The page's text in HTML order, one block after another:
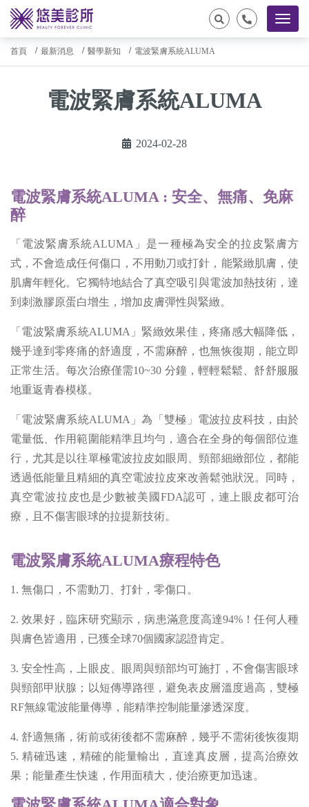
首頁 最新消息 醫學新知 電波緊膚系統ALUMA
電波緊膚系統ALUMA
2024-02-28
電波緊膚系統ALUMA : 安全、無痛、免麻
醉
「電波緊膚系統ALUMA」是一種極為安全的拉皮緊膚方
式，不會造成任何傷口，不用動刀或打針，能緊緻肌膚，使
肌膚年輕化。它獨特地結合了真空吸引與電波加熱技術，達
到刺激膠原蛋白增生，增加皮膚彈性與緊緻。
「電波緊膚系統ALUMA」緊緻效果佳，疼痛感大幅降低，
幾乎達到零疼痛的舒適度，不需麻醉，也無恢復期，能立即
正常生活。每次治療僅需10~30 分鐘，輕輕鬆鬆、舒舒服服
地重返青春模樣。
「電波緊膚系統ALUMA」為「雙極」電波拉皮科技，由於
電量低、作用範圍能精準且均勻，適合在全身的每個部位進
行，尤其是以往單極電波拉皮如眼周、頸部細緻部位，都能
透過低能量且精細的真空電波拉皮來改善鬆弛狀況。同時，
真空電波拉皮也是少數被美國FDA認可，連上眼皮都可治
療，且不傷害眼球的拉提新技術。
電波緊膚系統ALUMA療程特色
1. 無傷口，不需動刀、打針，零傷口。
2. 效果好，臨床研究顯示，病患滿意度高達94%！任何人種
與膚色皆適用，已獲全球70個國家認證肯定。
3. 安全性高，上眼皮、眼周與頸部均可施打，不會傷害眼球
與頸部甲狀腺；以短傳導路徑，避免表皮層溫度過高，雙極
RF無線電波能量傳導，能精準控制能量滲透深度。
4. 舒適無痛，術前或術後都不需麻醉，幾乎不需術後恢復期
5. 精確迅速，精確的能量輸出，直達真皮層，提高治療效
果；能量產生快速，作用面積大，使治療更加迅速。